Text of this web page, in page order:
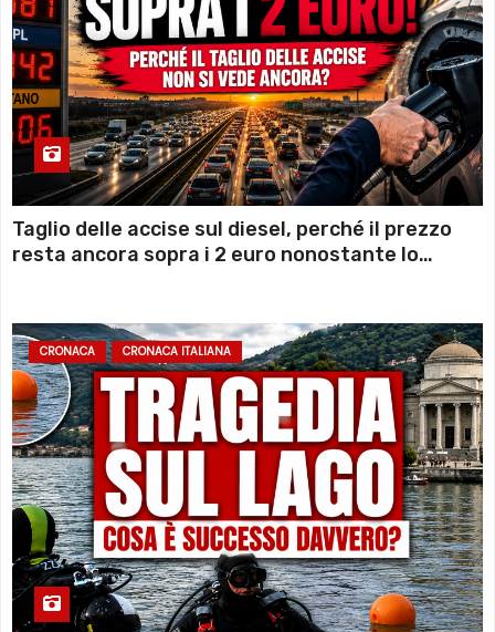
Taglio delle accise sul diesel, perché il prezzo
resta ancora sopra i 2 euro nonostante lo
CRONACA CRONACA ITALIANA